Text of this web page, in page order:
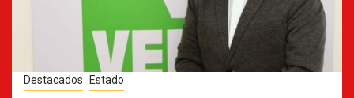
Destacados Estado